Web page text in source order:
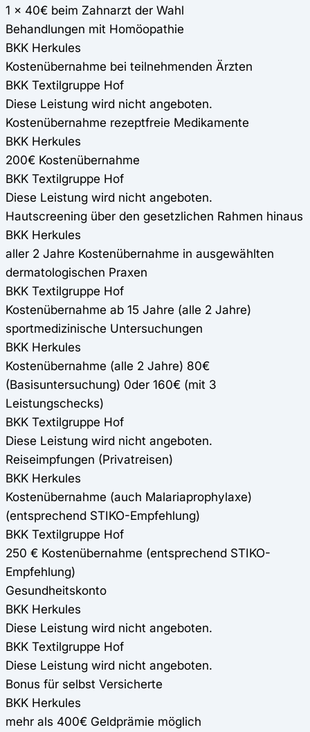
1 x 40€ beim Zahnarzt der Wahl
Behandlungen mit Homöopathie
BKK Herkules
Kostenübernahme bei teilnehmenden Ärzten
BKK Textilgruppe Hof
Diese Leistung wird nicht angeboten.
Kostenübernahme rezeptfreie Medikamente
BKK Herkules
200€ Kostenübernahme
BKK Textilgruppe Hof
Diese Leistung wird nicht angeboten.
Hautscreening über den gesetzlichen Rahmen hinaus
BKK Herkules
aller 2 Jahre Kostenübernahme in ausgewählten
dermatologischen Praxen
BKK Textilgruppe Hof
Kostenübernahme ab 15 Jahre (alle 2 Jahre)
sportmedizinische Untersuchungen
BKK Herkules
Kostenübernahme (alle 2 Jahre) 80€
(Basisuntersuchung) 0der 160€ (mit 3
Leistungschecks)
BKK Textilgruppe Hof
Diese Leistung wird nicht angeboten.
Reiseimpfungen (Privatreisen)
BKK Herkules
Kostenübernahme (auch Malariaprophylaxe)
(entsprechend STIKO-Empfehlung)
BKK Textilgruppe Hof
250 € Kostenübernahme (entsprechend STIKO-
Empfehlung)
Gesundheitskonto
BKK Herkules
Diese Leistung wird nicht angeboten.
BKK Textilgruppe Hof
Diese Leistung wird nicht angeboten.
Bonus für selbst Versicherte
BKK Herkules
mehr als 400€ Geldprämie möglich